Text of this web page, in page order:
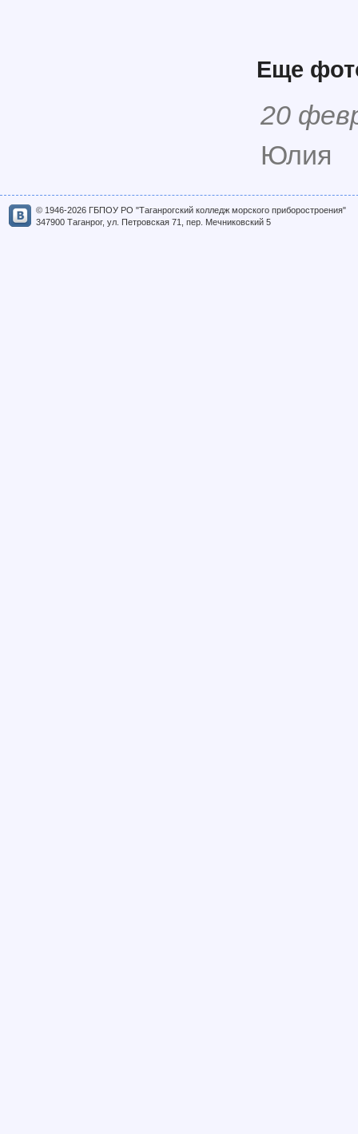
Еще
20
Юлия
© 1946-2026 ГБПОУ РО "Таганрогский колледж морского приборостроения"
347900 Таганрог, ул. Петровская 71, пер. Мечниковский 5